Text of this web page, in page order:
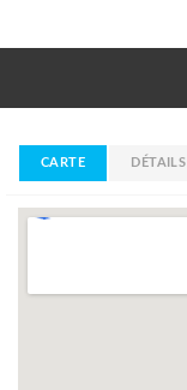
CARTE DÉTAILS